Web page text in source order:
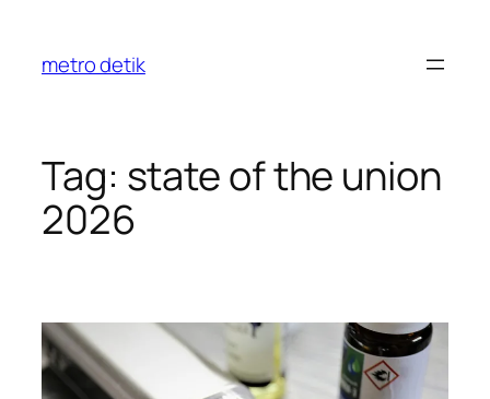
content
metro detik
Tag: state of the union
2026